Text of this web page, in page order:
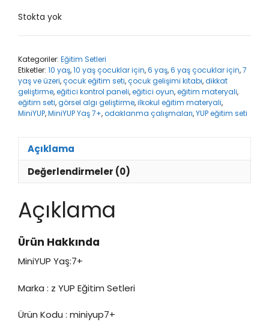
Stokta yok
Kategoriler: Eğitim Setleri
Etiketler: 10 yaş,10 yaş çocuklar için,6 yaş,6 yaş çocuklar için,7
yaş ve üzeri,çocuk eğitim seti,çocuk gelişimi kitabı,dikkat
geliştirme,eğitici kontrol paneli,eğitici oyun,eğitim materyali,
eğitim seti,görsel algı geliştirme,ilkokul eğitim materyali,
MiniYUP,MiniYUP Yaş 7+,odaklanma çalışmaları,YUP eğitim seti
Açıklama
Değerlendirmeler (0)
Açıklama
Ürün Hakkında
MiniYUP Yaş:7+
Marka : z YUP Eğitim Setleri
Ürün Kodu : miniyup7+